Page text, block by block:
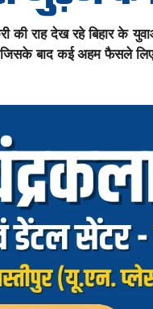
राह देख रहे बिहार के
जिसके बाद कई अहम फैसले